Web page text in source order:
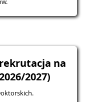
na
2027)